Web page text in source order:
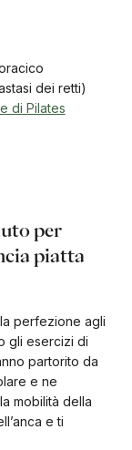
dei retti)
di Pilates
per
piatta
perfezione agli
gli esercizi di
partorito da
e ne
mobilità della
e ti